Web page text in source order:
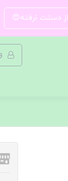
از دستت نرفته😍